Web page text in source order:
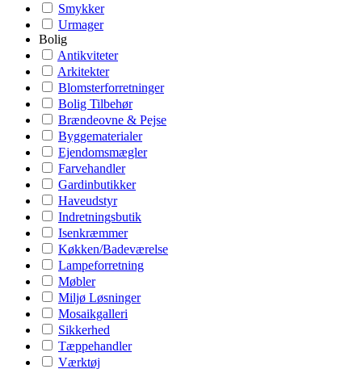
Smykker
Urmager
Bolig
Antikviteter
Arkitekter
Blomsterforretninger
Bolig Tilbehør
Brændeovne & Pejse
Byggematerialer
Ejendomsmægler
Farvehandler
Gardinbutikker
Haveudstyr
Indretningsbutik
Isenkræmmer
Køkken/Badeværelse
Lampeforretning
Møbler
Miljø Løsninger
Mosaikgalleri
Sikkerhed
Tæppehandler
Værktøj